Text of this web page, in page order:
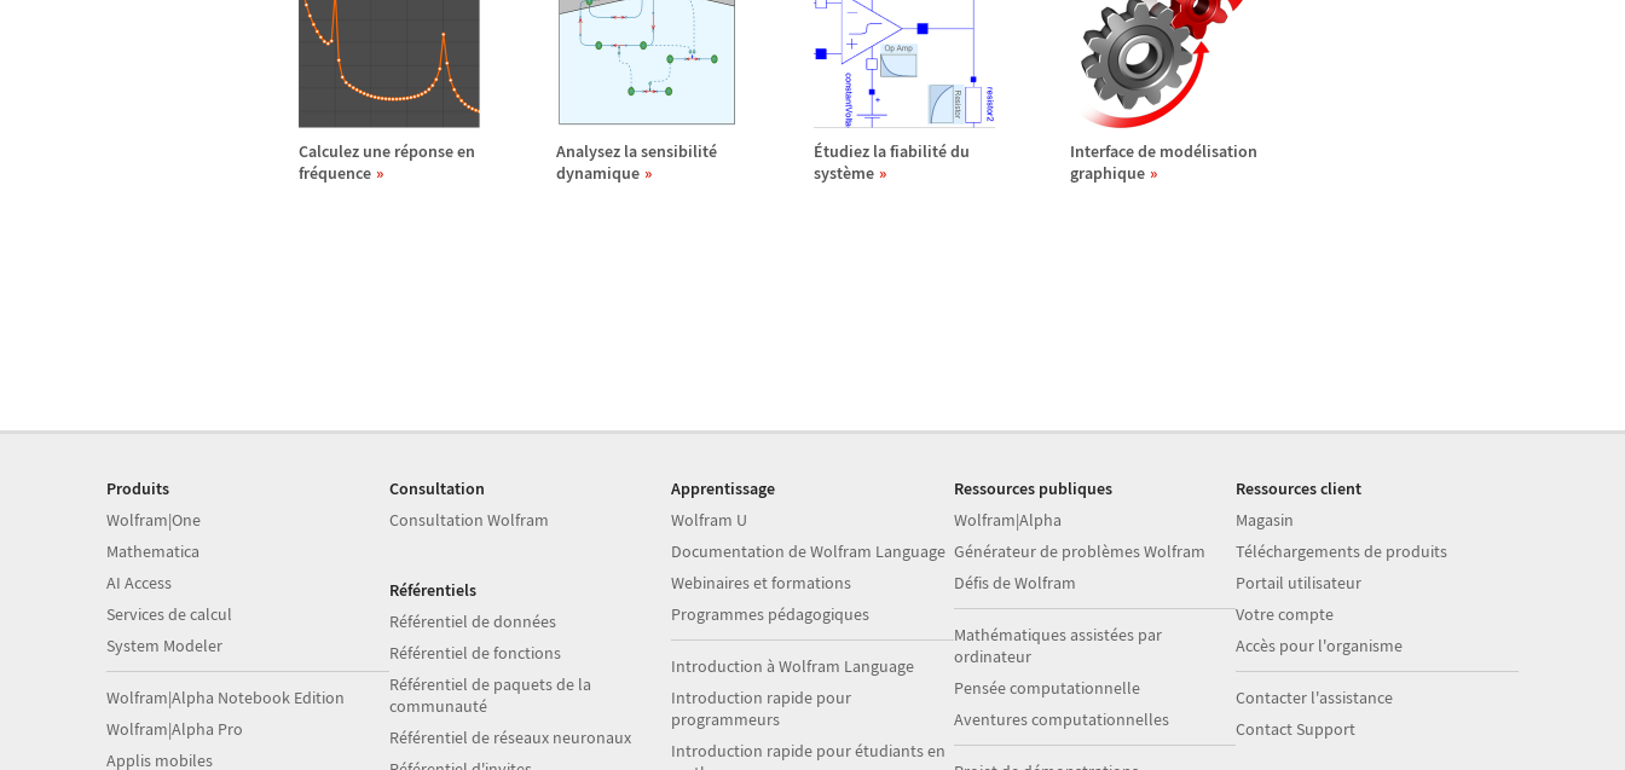
Calculez une réponse en
fréquence
Analysez la sensibilité
dynamique
Étudiez la fiabilitédu
système
Interface de modélisation
graphique
Produits
Wolfram|One
Mathematica
AI Access
Services de calcul
System Modeler
Wolfram|Alpha Notebook Edition
Wolfram|Alpha Pro
Applis mobiles
Consultation
Consultation Wolfram
Référentiels
Référentiel de données
Référentiel de fonctions
Référentiel de paquets de la
communauté
Référentiel de réseaux neuronaux
Apprentissage
Wolfram U
Documentation de Wolfram Language
Webinaires et formations
Programmes pédagogiques
Introduction à Wolfram Language
Introduction rapide pour
programmeurs
Introduction rapide pour étudiants en
Ressources publiques
Wolfram|Alpha
Générateur de problèmes Wolfram
Défis de Wolfram
Mathématiques assistées par
ordinateur
Pensée computationnelle
Aventures computationnelles
Ressources client
Magasin
Téléchargements de produits
Portail utilisateur
Votre compte
Accès pour l'organisme
Contacter l'assistance
Contact Support